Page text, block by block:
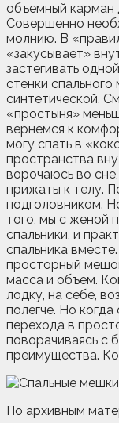
объемный карман
Совершенно
молнию. В
«закусывает»
застегивать
стенки
синтетической.
«простыня»
вернемся к
могу спать в
пространства
ворочаюсь во
прижаты к телу.
подголовником.
того, мы с женой
спальники, и
спальника
просторный
масса и объем.
лодку, на себе,
полегче. Но
перехода в
поворачиваясь с
преимущества.
По архивным